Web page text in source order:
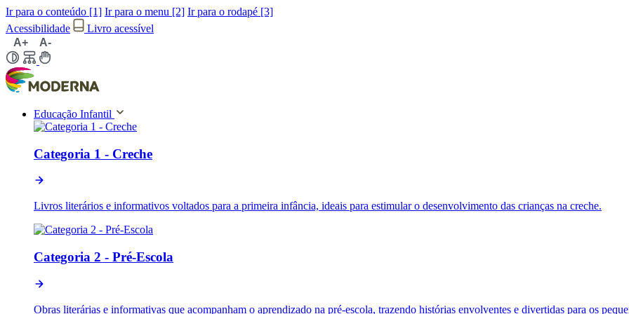
Ir para o conteúdo [1] Ir para o menu [2] Ir para o rodapé [3]
Acessibilidade
Livro acessível
A+
A-
Educação Infantil
Categoria 1 - Creche
Livros literários e informativos voltados para a primeira infância, ideais para estimular o desenvolvimento das crianças na creche.
Categoria 2 - Pré-Escola
Obras literárias e informativas que acompanham o aprendizado na pré-escola, trazendo histórias envolventes e divertidas para os